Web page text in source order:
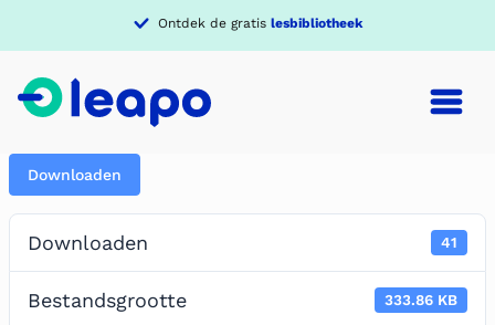
Ontdek de gratis lesbibliotheek
Downloaden
Downloaden 41
Bestandsgrootte 333.86 KB